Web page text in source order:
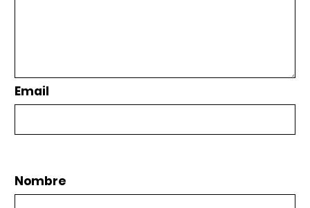
Email
Nombre